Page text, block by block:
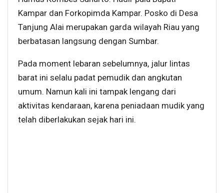
Kampar dan Forkopimda Kampar. Posko di Desa
Tanjung Alai merupakan garda wilayah Riau yang
berbatasan langsung dengan Sumbar.
Pada moment lebaran sebelumnya, jalur lintas
barat ini selalu padat pemudik dan angkutan
umum. Namun kali ini tampak lengang dari
aktivitas kendaraan, karena peniadaan mudik yang
telah diberlakukan sejak hari ini.